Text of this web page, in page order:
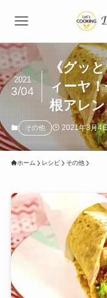
《グッ
ィーヤ
根アレ
2021
3/04
その他 2021年3月4
ホーム レシピ その他